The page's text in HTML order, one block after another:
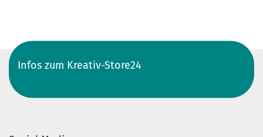
Infos zum Kreativ-Store24